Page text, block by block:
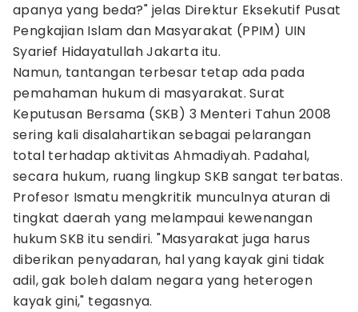
apanya yang beda?" jelas Direktur Eksekutif Pusat
Pengkajian Islam dan Masyarakat (PPIM) UIN
Syarief Hidayatullah Jakarta itu.
Namun, tantangan terbesar tetap ada pada
pemahaman hukum di masyarakat. Surat
Keputusan Bersama (SKB) 3 Menteri Tahun 2008
sering kali disalahartikan sebagai pelarangan
total terhadap aktivitas Ahmadiyah. Padahal,
secara hukum, ruang lingkup SKB sangat terbatas.
Profesor Ismatu mengkritik munculnya aturan di
tingkat daerah yang melampaui kewenangan
hukum SKB itu sendiri. "Masyarakat juga harus
diberikan penyadaran, hal yang kayak gini tidak
adil, gak boleh dalam negara yang heterogen
kayak gini," tegasnya.